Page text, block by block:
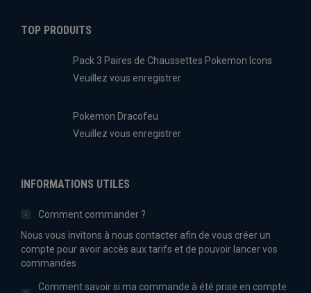
TOP PRODUITS
Pack 3 Paires de Chaussettes Pokemon Icons
Veuillez vous enregistrer
Pokemon Dracofeu
Veuillez vous enregistrer
INFORMATIONS UTILES
Comment commander ?
Nous vous invitons à nous contacter afin de vous créer un
compte pour avoir accès aux tarifs et de pouvoir lancer vos
commandes
Comment savoir si ma commande à été prise en compte